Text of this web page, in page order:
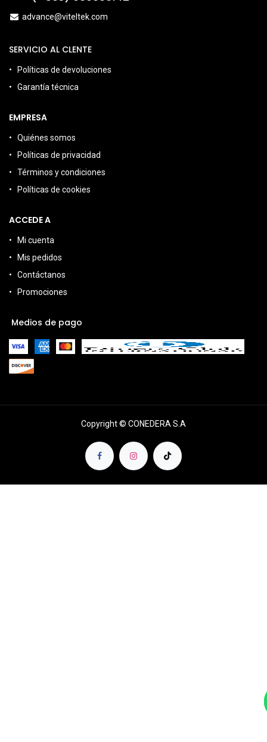
advance@viteltek.com
SERVICIO AL CLENTE
Políticas de devoluciones
Garantía técnica
EMPRESA
Quiénes somos
Políticas de privacidad
Términos y condiciones
Políticas de cookies
ACCEDE A
Mi cuenta
Mis pedidos
Contáctanos
Promociones
Medios de pago
Copyright © CONEDERA S.A